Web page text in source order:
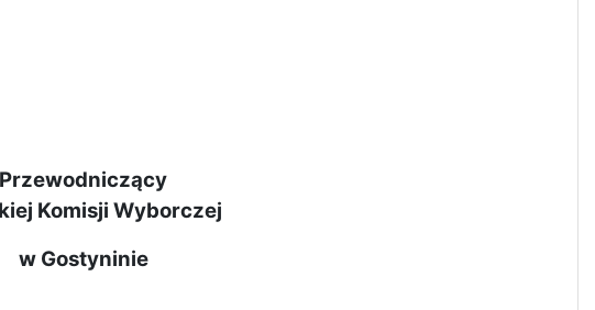
Przewodniczący
Komisji Wyborczej
w Gostyninie